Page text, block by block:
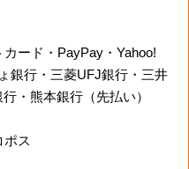
カード・PayPay・Yahoo!
銀行・三菱UFJ銀行・三井
・熊本銀行（先払い）
ポス